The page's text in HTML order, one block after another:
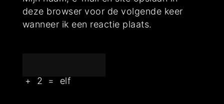
deze browser voor de volgende keer
wanneer ik een reactie plaats.
+ 2 = elf